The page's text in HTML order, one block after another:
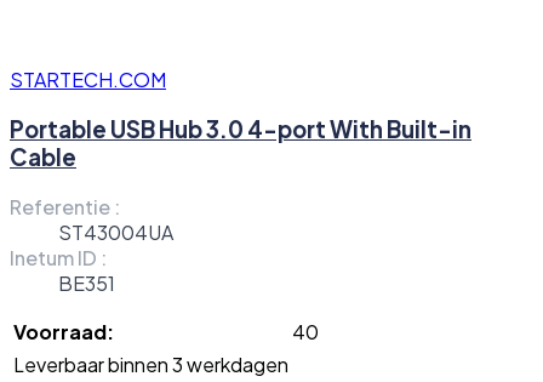
STARTECH.COM
Portable USB Hub 3.0 4-port With Built-in
Cable
Referentie :
ST43004UA
Inetum ID :
BE351
Voorraad:
40
Leverbaar binnen 3 werkdagen